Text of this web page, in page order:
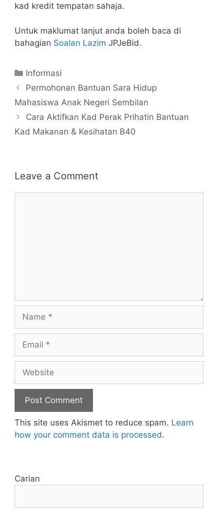
kad kredit tempatan sahaja.
Untuk maklumat lanjut anda boleh baca di
bahagian Soalan Lazim JPJeBid.
Categories
Informasi
Permohonan Bantuan Sara Hidup
Mahasiswa Anak Negeri Sembilan
Cara Aktifkan Kad Perak Prihatin Bantuan
Kad Makanan & Kesihatan B40
Leave a Comment
This site uses Akismet to reduce spam. Learn
how your comment data is processed.
Carian